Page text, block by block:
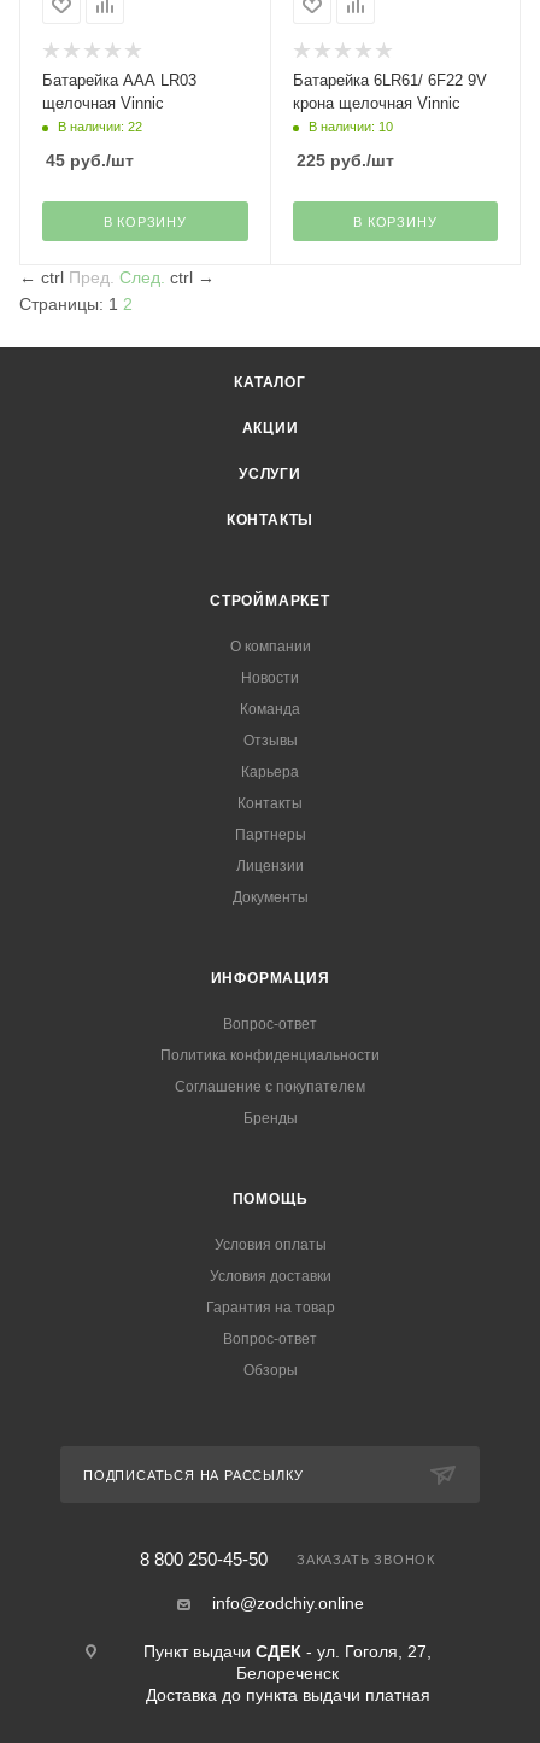
Батарейка ААА LR03
щелочная Vinnic
В наличии: 22
45 руб./шт
В КОРЗИНУ
Батарейка 6LR61/ 6F22 9V
крона щелочная Vinnic
В наличии: 10
225руб./шт
В КОРЗИНУ
← ctrl Пред. След. ctrl →
Страницы: 1 2
КАТАЛОГ
АКЦИИ
УСЛУГИ
КОНТАКТЫ
СТРОЙМАРКЕТ
О компании
Новости
Команда
Отзывы
Карьера
Контакты
Партнеры
Лицензии
Документы
ИНФОРМАЦИЯ
Вопрос-ответ
Политика конфиденциальности
Соглашение с покупателем
Бренды
ПОМОЩЬ
Условия оплаты
Условия доставки
Гарантия на товар
Вопрос-ответ
Обзоры
ПОДПИСАТЬСЯ НА РАССЫЛКУ
8 800 250-45-50 ЗАКАЗАТЬ ЗВОНОК
info@zodchiy.online
Пункт выдачи СДЕК - ул. Гоголя, 27,
Белореченск
Доставка до пункта выдачи платная